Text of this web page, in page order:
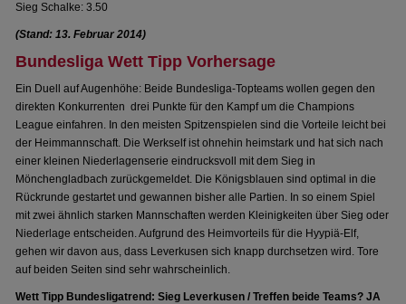
Sieg Schalke: 3.50
(Stand: 13. Februar 2014)
Bundesliga Wett Tipp Vorhersage
Ein Duell auf Augenhöhe: Beide Bundesliga-Topteams wollen gegen den
direkten Konkurrenten drei Punkte für den Kampf um die Champions
League einfahren. In den meisten Spitzenspielen sind die Vorteile leicht bei
der Heimmannschaft. Die Werkself ist ohnehin heimstark und hat sich nach
einer kleinen Niederlagenserie eindrucksvoll mit dem Sieg in
Mönchengladbach zurückgemeldet. Die Königsblauen sind optimal in die
Rückrunde gestartet und gewannen bisher alle Partien. In so einem Spiel
mit zwei ähnlich starken Mannschaften werden Kleinigkeiten über Sieg oder
Niederlage entscheiden. Aufgrund des Heimvorteils für die Hyypiä-Elf,
gehen wir davon aus, dass Leverkusen sich knapp durchsetzen wird. Tore
auf beiden Seiten sind sehr wahrscheinlich.
Wett Tipp Bundesligatrend: Sieg Leverkusen / Treffen beide Teams? JA